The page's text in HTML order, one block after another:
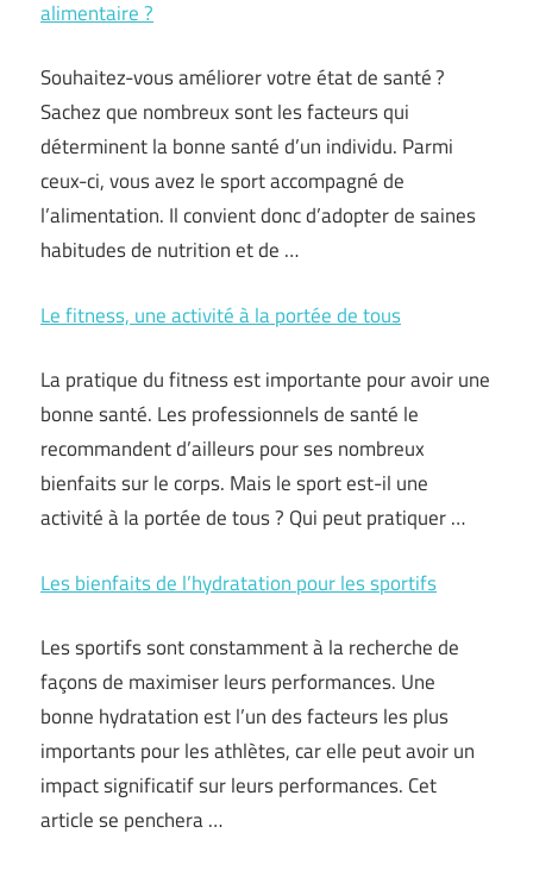
alimentaire ?
Souhaitez-vous améliorer votre état de santé ?
Sachez que nombreux sont les facteurs qui
déterminent la bonne santé d’un individu. Parmi
ceux-ci, vous avez le sport accompagné de
l’alimentation. Il convient donc d’adopter de saines
habitudes de nutrition et de …
Le fitness, une activité à la portée de tous
La pratique du fitness est importante pour avoir une
bonne santé. Les professionnels de santé le
recommandent d’ailleurs pour ses nombreux
bienfaits sur le corps. Mais le sport est-il une
activité à la portée de tous ? Qui peut pratiquer …
Les bienfaits de l’hydratation pour les sportifs
Les sportifs sont constamment à la recherche de
façons de maximiser leurs performances. Une
bonne hydratation est l’un des facteurs les plus
importants pour les athlètes, car elle peut avoir un
impact significatif sur leurs performances. Cet
article se penchera …